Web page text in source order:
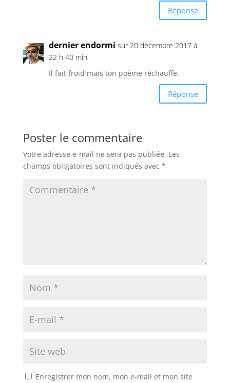
Réponse
dernier endormi sur 20 décembre 2017 à
22 h 40 min
Il fait froid mais ton poème réchauffe.
Réponse
Poster le commentaire
Votre adresse e-mail ne sera pas publiée. Les
champs obligatoires sont indiqués avec *
Enregistrer mon nom, mon e-mail et mon site